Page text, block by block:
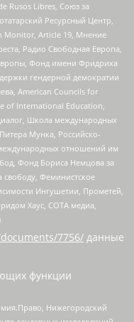
Rusos Libres, Союз за
Ресурсный Центр,
Monitor, Article 19, Мнение
Радио Свободная Европа,
Фонд имени Фридриха
гендерной демократии
American Councils for
of International Education,
Школа международных
Мунка, Российско-
отношений им
Фонд Бориса Немцова за
Феминистское
Ингушетии, Прометей,
Хаус, СОТА медиа,
7756/ данные
функции
Нижегородский